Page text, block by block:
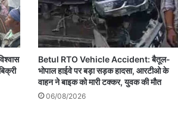
Betul RTO Vehicle Accident: बैतूल-
भोपाल हाईवे पर बड़ा सड़क हादसा, आरटीओ के
वाहन ने बाइक को मारी टक्कर, युवक की मौत
06/08/2026